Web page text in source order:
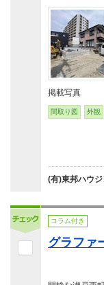
掲載写真
間取り図 外観
(有)東邦ハウ
コラム付き
グラファ